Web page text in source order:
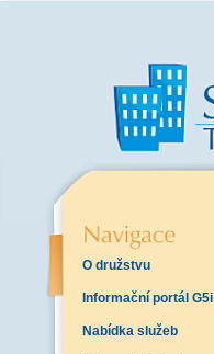
O družstvu
Informační portál G5i
Nabídka služeb